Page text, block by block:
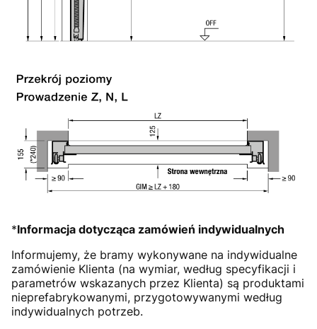
*Informacja dotycząca zamówień indywidualnych
Informujemy, że bramy wykonywane na indywidualne
zamówienie Klienta (na wymiar, według specyfikacji i
parametrów wskazanych przez Klienta) są produktami
nieprefabrykowanymi, przygotowywanymi według
indywidualnych potrzeb.